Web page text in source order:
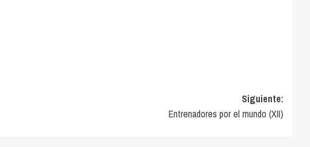
Siguiente:
Entrenadores por el mundo (XII)